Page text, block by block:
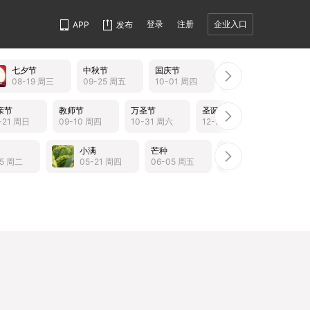
APP 发布 登录 注册 企业入口
七夕节
08-19 周三
中秋节
09-25 周五
国庆节
10-01 周四
重阳节
10-19 周一
节
周日
教师节
09-10 周四
万圣节
10-31 周六
圣诞节
12-25 周五
周二
小满
05-21 周四
芒种
06-05 周五
夏至
06-21 周日